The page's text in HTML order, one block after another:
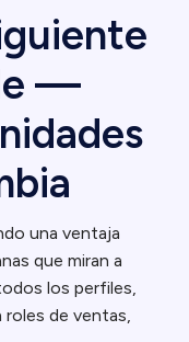
—
una ventaja
que miran a
los perfiles,
roles de ventas,